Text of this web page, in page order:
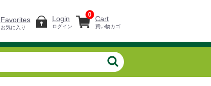
Cart
買い物カゴ
0
Favorites
お気に入り
Login
ログイン